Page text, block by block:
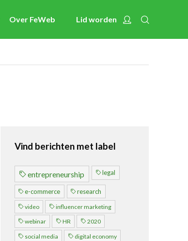
Over FeWeb Lid worden Account
Vind berichten met label
entrepreneurship legal
e-commerce research
video influencer marketing
webinar HR 2020
social media digital economy
Nieuws
Cases
Expertise
Toolbox
Bedrijvenzoeker
Over FeWeb